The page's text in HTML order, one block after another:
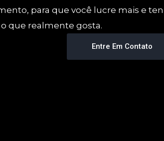
para que você lucre mais e
que realmente gosta.
Entre Em Contato